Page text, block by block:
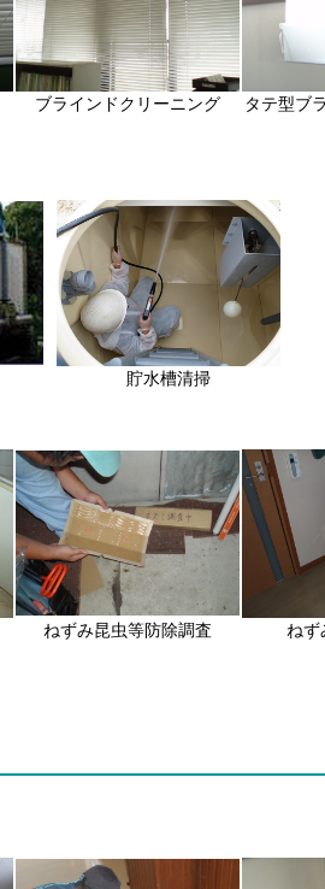
ブラインドクリーニング タテ型ブ
貯水槽清掃
ねずみ昆虫等防除調査 ねず